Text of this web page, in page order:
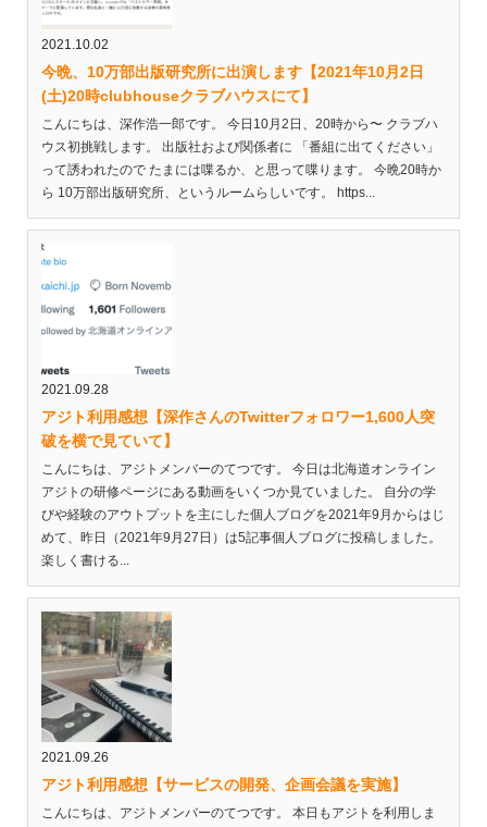
2021.10.02
今晩、10万部出版研究所に出演します【2021年10月2日
(土)20時clubhouseクラブハウスにて】
こんにちは、深作浩一郎です。 今日10月2日、20時から〜 クラブハ
ウス初挑戦します。 出版社および関係者に 「番組に出てください」
って誘われたので たまには喋るか、と思って喋ります。 今晩20時か
ら 10万部出版研究所、というルームらしいです。 https...
2021.09.28
アジト利用感想【深作さんのTwitterフォロワー1,600人突
破を横で見ていて】
こんにちは、アジトメンバーのてつです。 今日は北海道オンライン
アジトの研修ページにある動画をいくつか見ていました。 自分の学
びや経験のアウトプットを主にした個人ブログを2021年9月からはじ
めて、昨日（2021年9月27日）は5記事個人ブログに投稿しました。
楽しく書ける...
2021.09.26
アジト利用感想【サービスの開発、企画会議を実施】
こんにちは、アジトメンバーのてつです。 本日もアジトを利用しま